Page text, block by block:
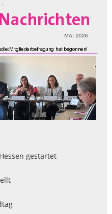
gestartet